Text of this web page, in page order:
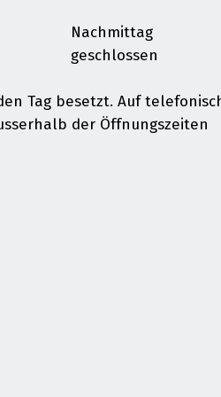
Nachmittag
geschlossen
Tag besetzt. Auf
der Öffnungszeiten